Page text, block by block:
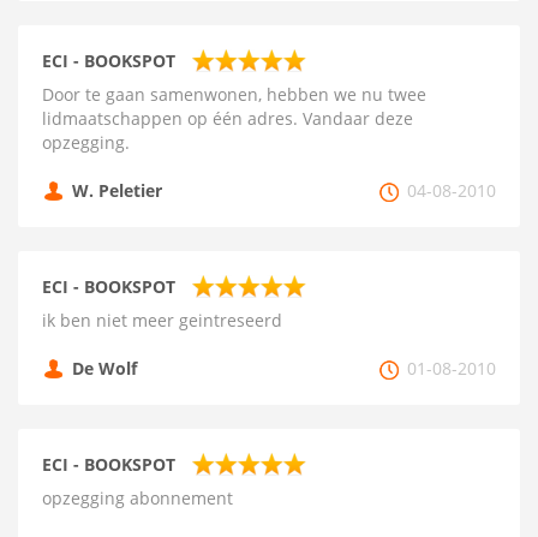
ECI - BOOKSPOT
Door te gaan samenwonen, hebben we nu twee
lidmaatschappen op één adres. Vandaar deze
opzegging.
W. Peletier 04-08-2010
ECI - BOOKSPOT
ik ben niet meer geintreseerd
De Wolf 01-08-2010
ECI - BOOKSPOT
opzegging abonnement